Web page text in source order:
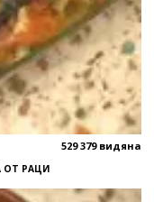
529 379 видяна
ОТ РАЦИ